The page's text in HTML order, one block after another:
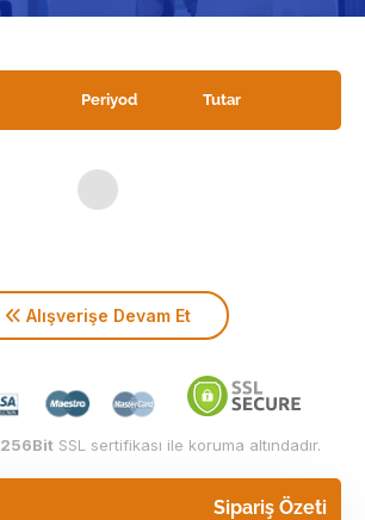
Periyod Tutar
Alışverişe Devam Et
256Bit SSL sertifikası ile koruma altındadır.
Sipariş Özeti